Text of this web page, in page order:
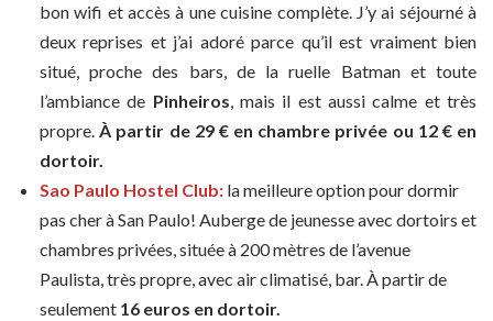
bon wifi et accès à une cuisine complète. J’y ai séjourné à
deux reprises et j’ai adoré parce qu’il est vraiment bien
situé, proche des bars, de la ruelle Batman et toute
l’ambiance de Pinheiros, mais il est aussi calme et très
propre.À partir de 29 € en chambre privée ou 12 € en
dortoir.
Sao Paulo Hostel Club: la meilleure option pour dormir
pas cher à San Paulo! Auberge de jeunesse avec dortoirs et
chambres privées, située à 200 mètres de l’avenue
Paulista, très propre, avec air climatisé, bar. À partir de
seulement 16 euros en dortoir.